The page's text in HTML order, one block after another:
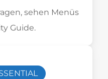
sehen Menüs
Guide.